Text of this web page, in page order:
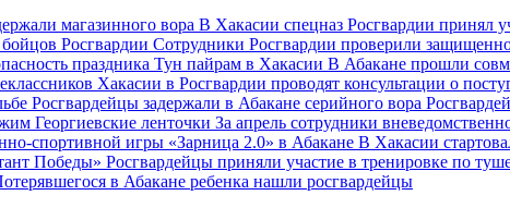
магазинного вора В Хакасии спецназ Росгвардии принял
Росгвардии Сотрудники Росгвардии проверили
праздника Тун пайрам в Хакасии В Абакане прошли
Хакасии в Росгвардии проводят консультации о
Росгвардейцы задержали в Абакане серийного вора
Георгиевские ленточки За апрель сотрудники
спортивной игры «Зарница 2.0» в Абакане В Хакасии
Победы» Росгвардейцы приняли участие в тренировке по
в Абакане ребенка нашли росгвардейцы